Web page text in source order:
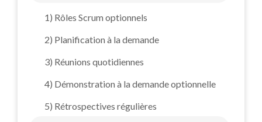
1) Rôles Scrum optionnels
2) Planification à la demande
3) Réunions quotidiennes
4) Démonstration à la demande optionnelle
5) Rétrospectives régulières